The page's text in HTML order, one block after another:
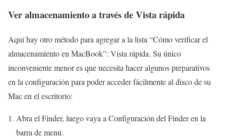
Ver almacenamiento a través de Vista rápida
Aquí hay otro método para agregar a la lista “Cómo verificar el
almacenamiento en MacBook”: Vista rápida. Su único
inconveniente menor es que necesita hacer algunos preparativos
en la configuración para poder acceder fácilmente al disco de su
Mac en el escritorio:
Abra el Finder, luego vaya a Configuración del Finder en la
barra de menú.